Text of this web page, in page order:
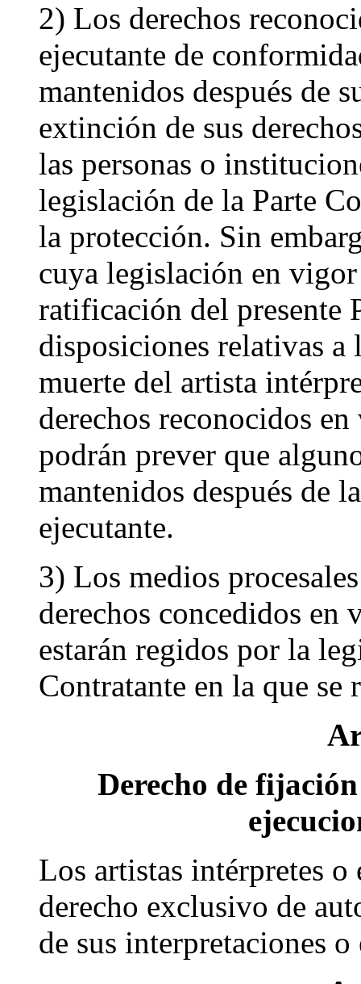
2) Los derechos
ejecutante de
mantenidos después de
extinción de sus
las personas o
legislación de la Parte
la protección. Sin
cuya legislación en
ratificación del presente
disposiciones relativas a
muerte del artista
derechos reconocidos
podrán prever que
mantenidos después de
ejecutante.
3) Los medios
derechos concedidos
estarán regidos por la
Contratante en la que
Derecho de
Los artistas intérpretes o
derecho exclusivo de
de sus interpretaciones